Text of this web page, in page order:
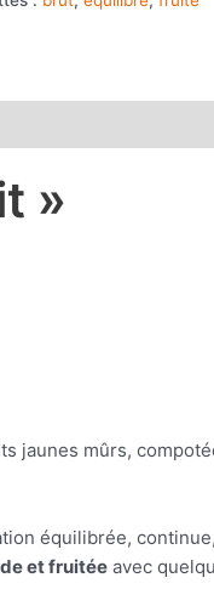
»
jaunes mûrs,
équilibrée,
et fruitée avec